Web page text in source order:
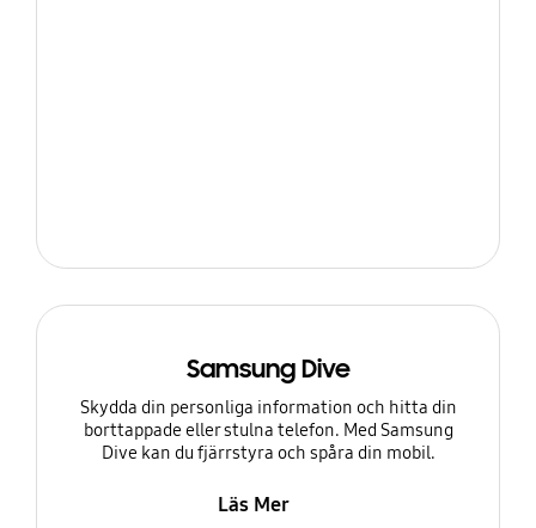
Samsung Dive
Skydda din personliga information och hitta din
borttappade eller stulna telefon. Med Samsung
Dive kan du fjärrstyra och spåra din mobil.
Läs Mer